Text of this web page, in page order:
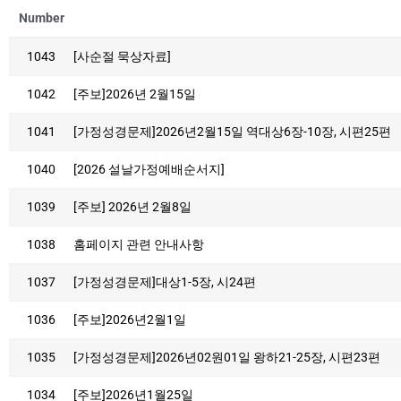
Number
1043 [사순절 묵상자료]
1042 [주보]2026년 2월15일
1041 [가정성경문제]2026년2월15일 역대상6장-10장, 시편25편
1040 [2026 설날가정예배순서지]
1039 [주보] 2026년 2월8일
1038 홈페이지 관련 안내사항
1037 [가정성경문제]대상1-5장, 시24편
1036 [주보]2026년2월1일
1035 [가정성경문제]2026년02원01일 왕하21-25장, 시편23편
1034 [주보]2026년1월25일